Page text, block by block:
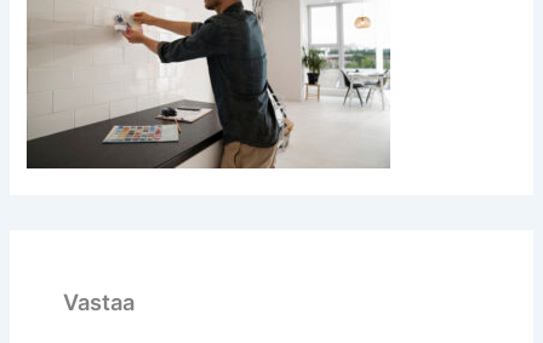
Vastaa